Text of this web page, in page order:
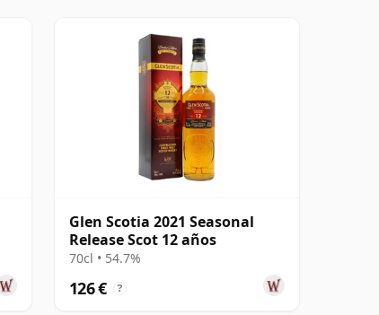
Glen Scotia 2021 Seasonal
Release Scot 12 años
70cl • 54.7%
126 € ?